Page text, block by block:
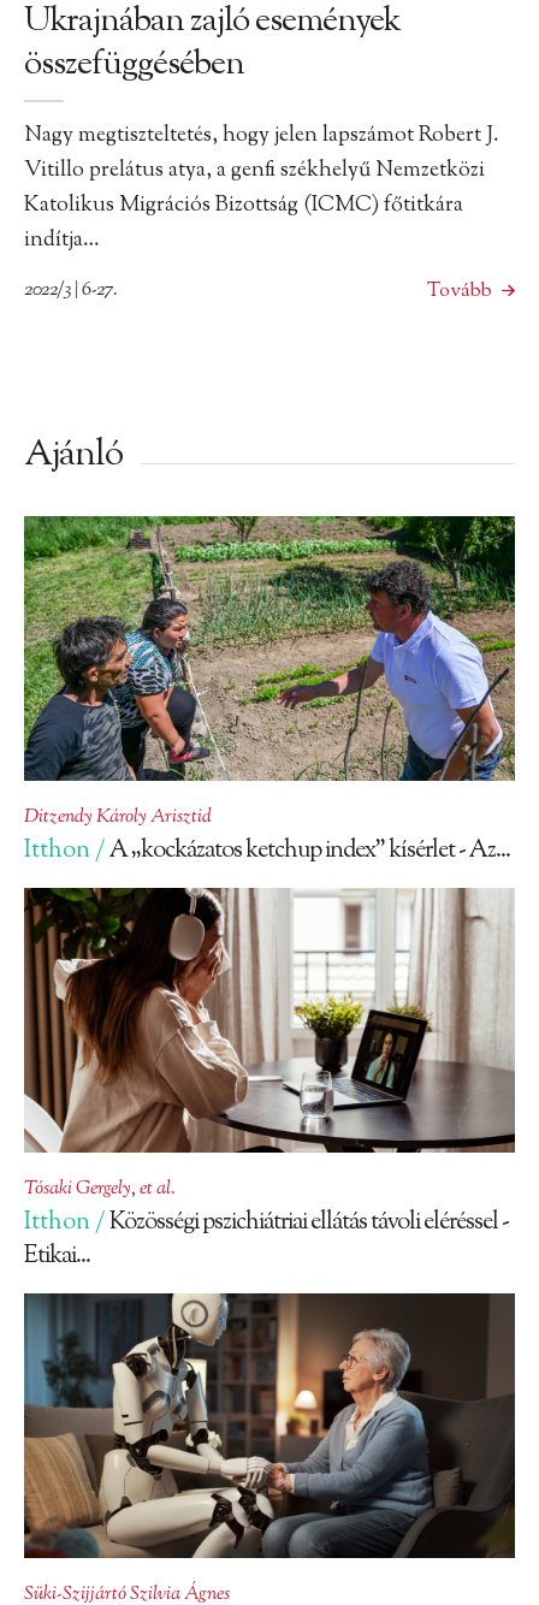
Ukrajnában zajló események
összefüggésében
Nagy megtiszteltetés, hogy jelen lapszámot Robert J.
Vitillo prelátus atya, a genfi székhelyű Nemzetközi
Katolikus Migrációs Bizottság (ICMC) főtitkára
indítja…
2022/3 | 6-27. Tovább
Ajánló
Ditzendy Károly Arisztid
Itthon /A „kockázatos ketchup index” kísérlet - Az...
Tósaki Gergely,et al.
Itthon /Közösségi pszichiátriai ellátás távoli eléréssel -
Etikai...
Süki-Szijjártó Szilvia Ágnes